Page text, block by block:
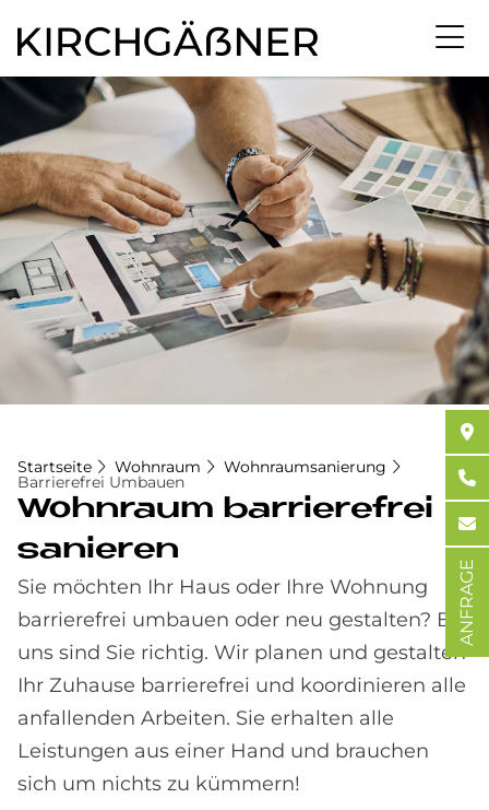
Direkt
zum
Inhalt
Startseite Wohnraum Wohnraumsanierung
Barrierefrei Umbauen
Wohn­raum bar­rie­re­frei
sa­nie­ren
Sie möchten Ihr Haus oder Ihre Wohnung
barrierefrei umbauen oder neu gestalten? Bei
uns sind Sie richtig. Wir planen und gestalten
Ihr Zuhause barrierefrei und koordinieren alle
anfallenden Arbeiten. Sie erhalten alle
Leistungen aus einer Hand und brauchen
sich um nichts zu kümmern!
ANFRAGE